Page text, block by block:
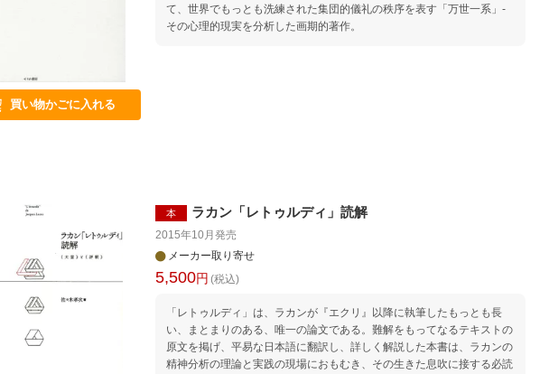
買い物かごに入れる
て、世界でもっとも洗練された集団的儀礼の秩序を表す「万世一系」-
その心理的現実を分析した画期的著作。
本 ラカン「レトゥルディ」読解
2015年10月発売
メーカー取り寄せ
5,500円 (税込)
「レトゥルディ」は、ラカンが『エクリ』以降に執筆したもっとも長
い、まとまりのある、唯一の論文である。難解をもってなるテキストの
原文を掲げ、平易な日本語に翻訳し、詳しく解説した本書は、ラカンの
精神分析の理論と実践の現場におもむき、その生きた息吹に接する必読